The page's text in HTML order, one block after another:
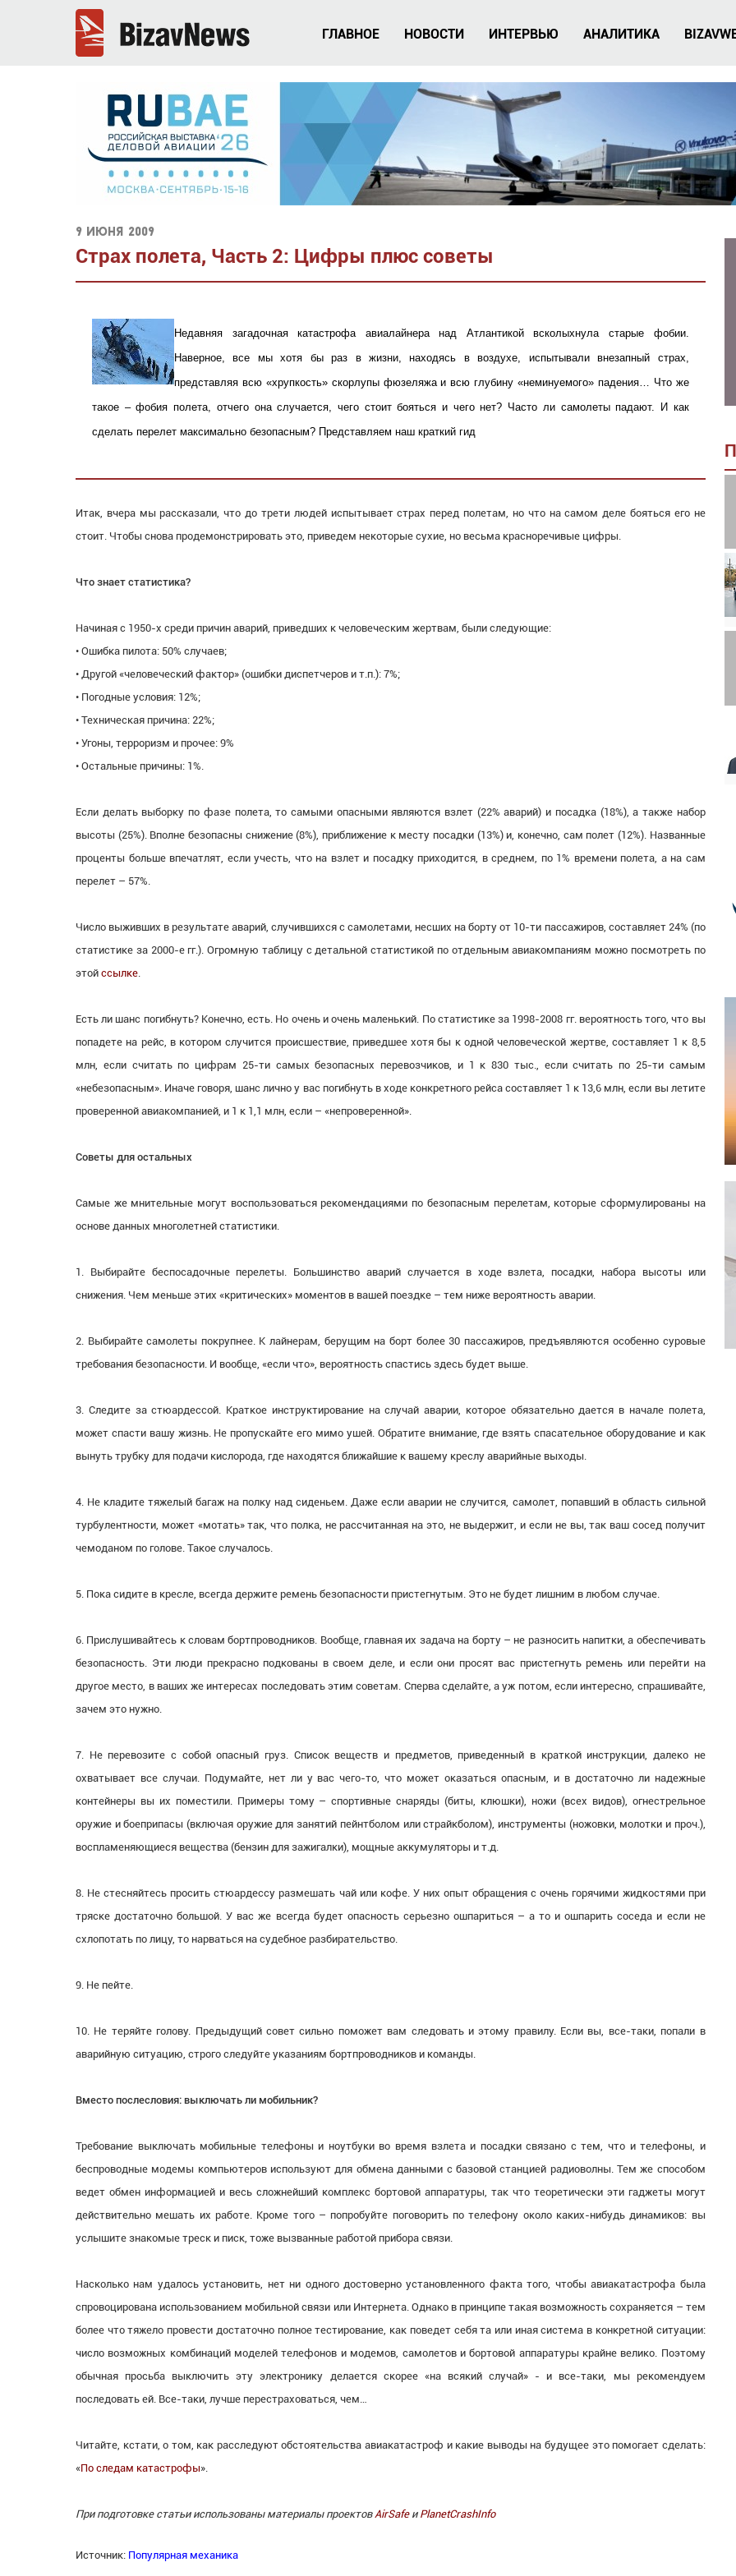
ГЛАВНОЕ НОВОСТИ ИНТЕРВЬЮ АНАЛИТИКА
9 июня 2009
Страх полета, Часть 2: Цифры плюс советы
Недавняя загадочная катастрофа авиалайнера над Атлантикой всколыхнула старые фобии.
Наверное, все мы хотя бы раз в жизни, находясь в воздухе, испытывали внезапный страх,
представляя всю «хрупкость» скорлупы фюзеляжа и всю глубину «неминуемого» падения… Что же
такое – фобия полета, отчего она случается, чего стоит бояться и чего нет? Часто ли самолеты падают. И как
сделать перелет максимально безопасным? Представляем наш краткий гид
Итак, вчера мы рассказали, что до трети людей испытывает страх перед полетам, но что на самом деле бояться его не
стоит. Чтобы снова продемонстрировать это, приведем некоторые сухие, но весьма красноречивые цифры.
Что знает статистика?
Начиная с 1950-х среди причин аварий, приведших к человеческим жертвам, были следующие:
• Ошибка пилота: 50% случаев;
• Другой «человеческий фактор» (ошибки диспетчеров и т.п.): 7%;
• Погодные условия: 12%;
• Техническая причина: 22%;
• Угоны, терроризм и прочее: 9%
• Остальные причины: 1%.
Если делать выборку по фазе полета, то самыми опасными являются взлет (22% аварий) и посадка (18%), а также набор
высоты (25%). Вполне безопасны снижение (8%), приближение к месту посадки (13%) и, конечно, сам полет (12%). Названные
проценты больше впечатлят, если учесть, что на взлет и посадку приходится, в среднем, по 1% времени полета, а на сам
перелет – 57%.
Число выживших в результате аварий, случившихся с самолетами, несших на борту от 10-ти пассажиров, составляет 24% (по
статистике за 2000-е гг.). Огромную таблицу с детальной статистикой по отдельным авиакомпаниям можно посмотреть по
этой ссылке.
Есть ли шанс погибнуть? Конечно, есть. Но очень и очень маленький. По статистике за 1998-2008 гг. вероятность того, что вы
попадете на рейс, в котором случится происшествие, приведшее хотя бы к одной человеческой жертве, составляет 1 к 8,5
млн, если считать по цифрам 25-ти самых безопасных перевозчиков, и 1 к 830 тыс., если считать по 25-ти самым
«небезопасным». Иначе говоря, шанс лично у вас погибнуть в ходе конкретного рейса составляет 1 к 13,6 млн, если вы летите
проверенной авиакомпанией, и 1 к 1,1 млн, если – «непроверенной».
Советы для остальных
Самые же мнительные могут воспользоваться рекомендациями по безопасным перелетам, которые сформулированы на
основе данных многолетней статистики.
1. Выбирайте беспосадочные перелеты. Большинство аварий случается в ходе взлета, посадки, набора высоты или
снижения. Чем меньше этих «критических» моментов в вашей поездке – тем ниже вероятность аварии.
2. Выбирайте самолеты покрупнее. К лайнерам, берущим на борт более 30 пассажиров, предъявляются особенно суровые
требования безопасности. И вообще, «если что», вероятность спастись здесь будет выше.
3. Следите за стюардессой. Краткое инструктирование на случай аварии, которое обязательно дается в начале полета,
может спасти вашу жизнь. Не пропускайте его мимо ушей. Обратите внимание, где взять спасательное оборудование и как
вынуть трубку для подачи кислорода, где находятся ближайшие к вашему креслу аварийные выходы.
4. Не кладите тяжелый багаж на полку над сиденьем. Даже если аварии не случится, самолет, попавший в область сильной
турбулентности, может «мотать» так, что полка, не рассчитанная на это, не выдержит, и если не вы, так ваш сосед получит
чемоданом по голове. Такое случалось.
5. Пока сидите в кресле, всегда держите ремень безопасности пристегнутым. Это не будет лишним в любом случае.
6. Прислушивайтесь к словам бортпроводников. Вообще, главная их задача на борту – не разносить напитки, а обеспечивать
безопасность. Эти люди прекрасно подкованы в своем деле, и если они просят вас пристегнуть ремень или перейти на
другое место, в ваших же интересах последовать этим советам. Сперва сделайте, а уж потом, если интересно, спрашивайте,
зачем это нужно.
7. Не перевозите с собой опасный груз. Список веществ и предметов, приведенный в краткой инструкции, далеко не
охватывает все случаи. Подумайте, нет ли у вас чего-то, что может оказаться опасным, и в достаточно ли надежные
контейнеры вы их поместили. Примеры тому – спортивные снаряды (биты, клюшки), ножи (всех видов), огнестрельное
оружие и боеприпасы (включая оружие для занятий пейнтболом или страйкболом), инструменты (ножовки, молотки и проч.),
воспламеняющиеся вещества (бензин для зажигалки), мощные аккумуляторы и т.д.
8. Не стесняйтесь просить стюардессу размешать чай или кофе. У них опыт обращения с очень горячими жидкостями при
тряске достаточно большой. У вас же всегда будет опасность серьезно ошпариться – а то и ошпарить соседа и если не
схлопотать по лицу, то нарваться на судебное разбирательство.
9. Не пейте.
10. Не теряйте голову. Предыдущий совет сильно поможет вам следовать и этому правилу. Если вы, все-таки, попали в
аварийную ситуацию, строго следуйте указаниям бортпроводников и команды.
Вместо послесловия: выключать ли мобильник?
Требование выключать мобильные телефоны и ноутбуки во время взлета и посадки связано с тем, что и телефоны, и
беспроводные модемы компьютеров используют для обмена данными с базовой станцией радиоволны. Тем же способом
ведет обмен информацией и весь сложнейший комплекс бортовой аппаратуры, так что теоретически эти гаджеты могут
действительно мешать их работе. Кроме того – попробуйте поговорить по телефону около каких-нибудь динамиков: вы
услышите знакомые треск и писк, тоже вызванные работой прибора связи.
Насколько нам удалось установить, нет ни одного достоверно установленного факта того, чтобы авиакатастрофа была
спровоцирована использованием мобильной связи или Интернета. Однако в принципе такая возможность сохраняется – тем
более что тяжело провести достаточно полное тестирование, как поведет себя та или иная система в конкретной ситуации:
число возможных комбинаций моделей телефонов и модемов, самолетов и бортовой аппаратуры крайне велико. Поэтому
обычная просьба выключить эту электронику делается скорее «на всякий случай» - и все-таки, мы рекомендуем
последовать ей. Все-таки, лучше перестраховаться, чем…
Читайте, кстати, о том, как расследуют обстоятельства авиакатастроф и какие выводы на будущее это помогает сделать:
«По следам катастрофы».
При подготовке статьи использованы материалы проектовAirSafeи PlanetCrashInfo
Источник: Популярная механика